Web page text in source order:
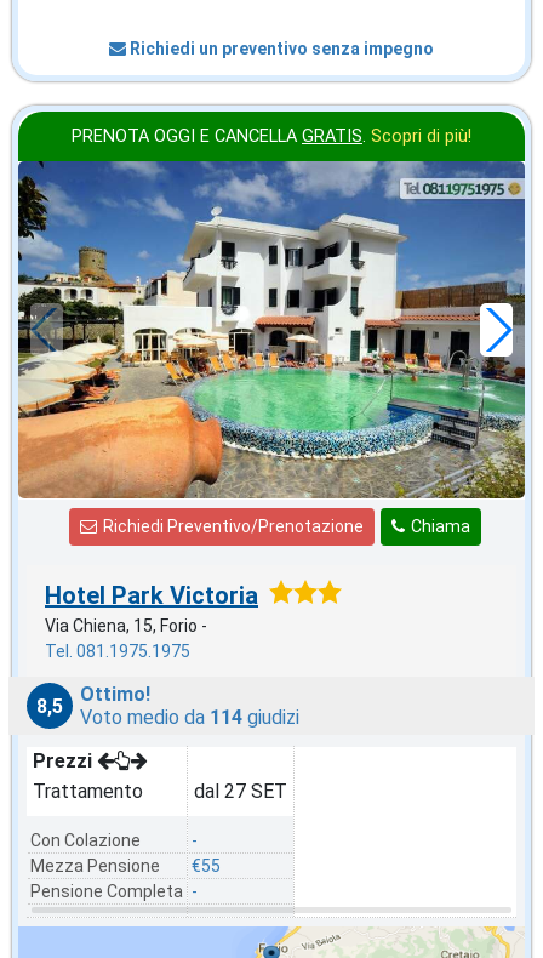
Richiedi un preventivo senza impegno
PRENOTA OGGI E CANCELLA GRATIS. Scopri di più!
ottobre
in offerta da
€55,00
a notte
Chiama
Richiedi Preventivo/Prenotazione
Hotel Park Victoria
Via Chiena, 15, Forio -
Tel. 081.1975.1975
8,5
Ottimo!
Voto medio da 114 giudizi
Prezzi
Trattamento
Con Colazione
Mezza Pensione
Pensione Completa
dal 27 SET
-
€55
-